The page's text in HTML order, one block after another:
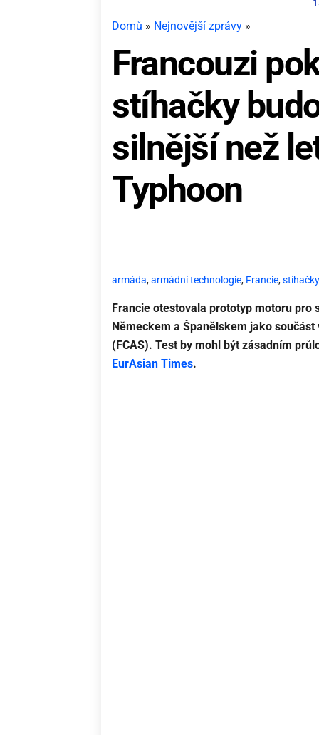
Domů » Nejnovější zprávy »
Francouzi
stíhačky
silnější než
Typhoon
armáda,armádní technologie, Francie,stíhačky
Francie otestovala prototyp motoru pro
Německem a Španělskem jako
(FCAS). Test by mohl být zásadním
EurAsian Times.